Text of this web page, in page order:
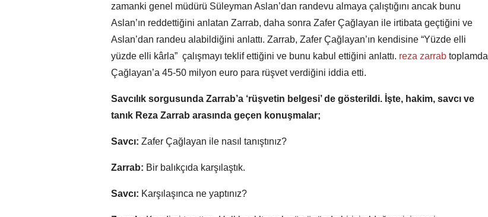
zamanki genel müdürü Süleyman Aslan’dan randevu almaya çalıştığını ancak bunu
Aslan’ın reddettiğini anlatan Zarrab, daha sonra Zafer Çağlayan ile irtibata geçtiğini ve
Aslan’dan randeu alabildiğini anlattı. Zarrab, Zafer Çağlayan’ın kendisine “Yüzde elli
yüzde elli kârla” çalışmayı teklif ettiğini ve bunu kabul ettiğini anlattı. reza zarrab toplamda
Çağlayan’a 45-50 milyon euro para rüşvet verdiğini iddia etti.
Savcılık sorgusunda Zarrab’a ‘rüşvetin belgesi’ de gösterildi. İşte, hakim, savcı ve
tanık Reza Zarrab arasında geçen konuşmalar;
Savcı: Zafer Çağlayan ile nasıl tanıştınız?
Zarrab: Bir balıkçıda karşılaştık.
Savcı: Karşılaşınca ne yaptınız?